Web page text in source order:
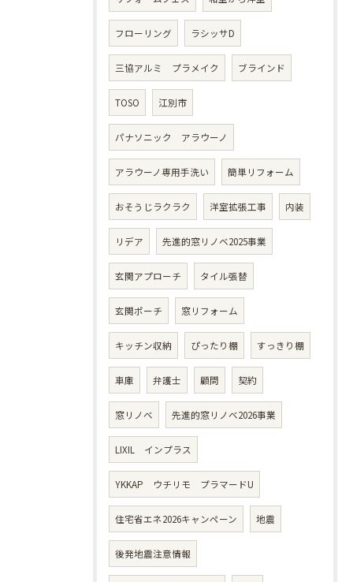
フローリング ラシッサD
三協アルミ プラメイク ブラインド
TOSO 江別市
パナソニック アラウーノ
アラウーノ専用手洗い 簡単リフォーム
おそうじラクラク 洋室拡張工事 内装
リデア 先進的窓リノベ2025事業
玄関アプローチ タイル張替
玄関ポーチ 窓リフォーム
キッチン収納 ぴったり棚 すっきり棚
車庫 弁護士 顧問 契約
窓リノベ 先進的窓リノベ2026事業
LIXIL インプラス
YKKAP ウチリモ プラマードU
住宅省エネ2026キャンペーン 地震
後発地震注意情報